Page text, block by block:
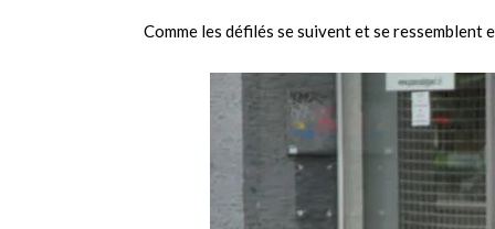
Comme les défilés se suivent et se ressemblent